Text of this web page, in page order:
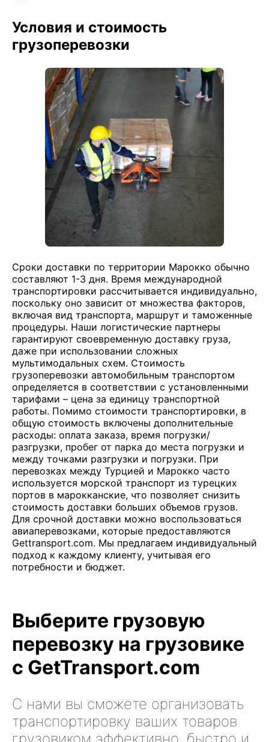
Условия и стоимость
грузоперевозки
Сроки доставки по территории Марокко обычно
составляют 1-3 дня. Время международной
транспортировки рассчитывается индивидуально,
поскольку оно зависит от множества факторов,
включая вид транспорта, маршрут и таможенные
процедуры. Наши логистические партнеры
гарантируют своевременную доставку груза,
даже при использовании сложных
мультимодальных схем. Стоимость
грузоперевозки автомобильным транспортом
определяется в соответствии с установленными
тарифами – цена за единицу транспортной
работы. Помимо стоимости транспортировки, в
общую стоимость включены дополнительные
расходы: оплата заказа, время погрузки/
разгрузки, пробег от парка до места погрузки и
между точками разгрузки и погрузки. При
перевозках между Турцией и Марокко часто
используется морской транспорт из турецких
портов в марокканские, что позволяет снизить
стоимость доставки больших объемов грузов.
Для срочной доставки можно воспользоваться
авиаперевозками, которые предоставляются
Gettransport.com. Мы предлагаем индивидуальный
подход к каждому клиенту, учитывая его
потребности и бюджет.
Выберите грузовую
перевозку на грузовике
с GetTransport.com
С нами вы сможете организовать
транспортировку ваших товаров
грузовиком эффективно, быстро и